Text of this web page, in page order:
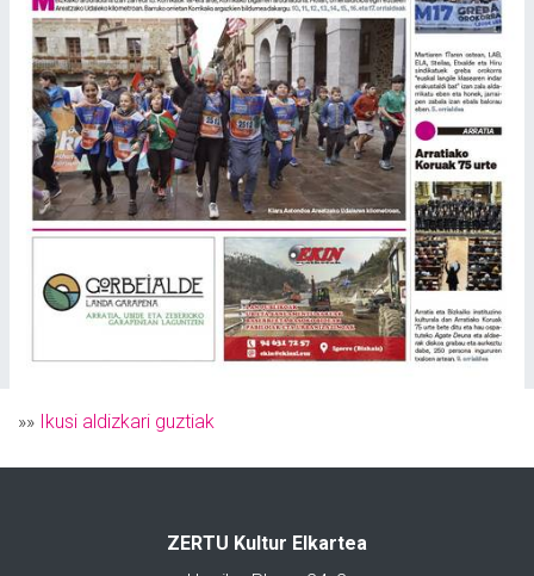
»» Ikusi aldizkari guztiak
ZERTU Kultur Elkartea